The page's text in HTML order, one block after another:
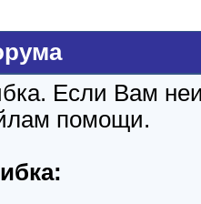
Если Вам
помощи.